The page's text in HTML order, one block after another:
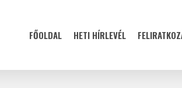
FŐOLDAL HETI HÍRLEVÉL